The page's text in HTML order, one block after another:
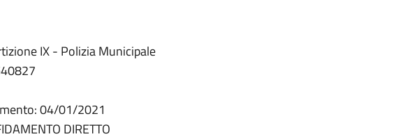
IX - Polizia Municipale
04/01/2021
DIRETTO